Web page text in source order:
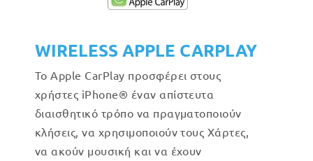
WIRELESS APPLE CARPLAY
Το Apple CarPlay προσφέρει στους
χρήστες iPhone® έναν απίστευτα
διαισθητικό τρόπο να πραγματοποιούν
κλήσεις, να χρησιμοποιούν τους Χάρτες,
να ακούν μουσική και να έχουν